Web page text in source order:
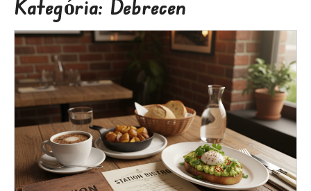
Kategória: Debrecen